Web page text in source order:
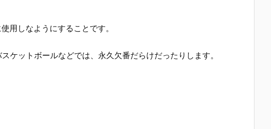
用しなようにすることです。
ケットボールなどでは、永久欠番だらけだったりします。